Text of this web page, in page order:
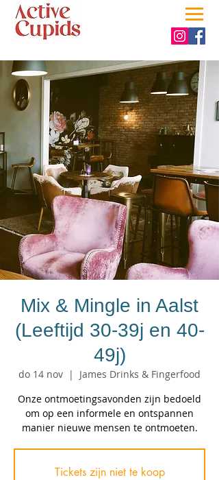
Mix & Mingle in Aalst
(Leeftijd 30-39j en 40-
49j)
do 14 nov
  |
James Drinks & Fingerfood
Onze ontmoetingsavonden zijn bedoeld
om op een informele en ontspannen
manier nieuwe mensen te ontmoeten.
Tickets zijn niet te koop